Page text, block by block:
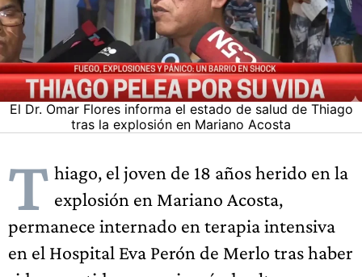
El Dr. Omar Flores informa el estado de salud de Thiago
tras la explosión en Mariano Acosta
T hiago, el joven de 18 años herido en la
explosión en Mariano Acosta,
permanece internado en terapia intensiva
en el Hospital Eva Perón de Merlo tras haber